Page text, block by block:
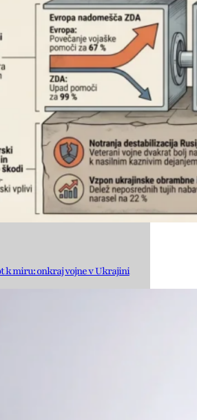
k miru: onkraj vojne v Ukrajini